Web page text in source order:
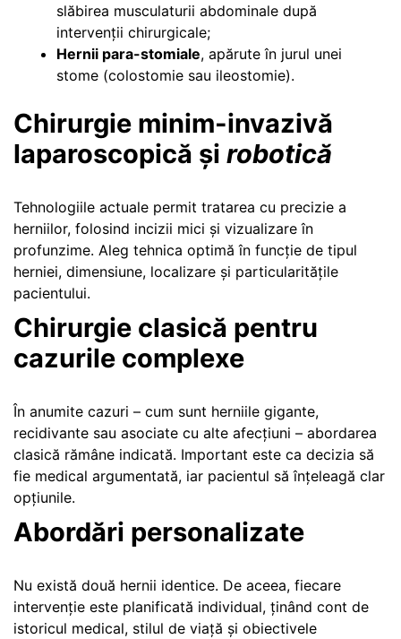
slăbirea musculaturii abdominale după
intervenții chirurgicale;
Hernii para-stomiale, apărute în jurul unei
stome (colostomie sau ileostomie).
Chirurgie minim-invazivă
laparoscopică și robotică
Tehnologiile actuale permit tratarea cu precizie a
herniilor, folosind incizii mici și vizualizare în
profunzime. Aleg tehnica optimă în funcție de tipul
herniei, dimensiune, localizare și particularitățile
pacientului.
Chirurgie clasică pentru
cazurile complexe
În anumite cazuri – cum sunt herniile gigante,
recidivante sau asociate cu alte afecțiuni – abordarea
clasică rămâne indicată. Important este ca decizia să
fie medical argumentată, iar pacientul să înțeleagă clar
opțiunile.
Abordări personalizate
Nu există două hernii identice. De aceea, fiecare
intervenție este planificată individual, ținând cont de
istoricul medical, stilul de viață și obiectivele